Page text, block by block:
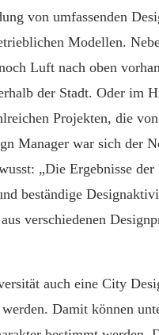
von umfassenden
Modellen.
Luft nach oben
der Stadt. Oder im
Projekten, die
Manager war sich der
„Die Ergebnisse der
beständige
verschiedenen
auch eine City
Damit können